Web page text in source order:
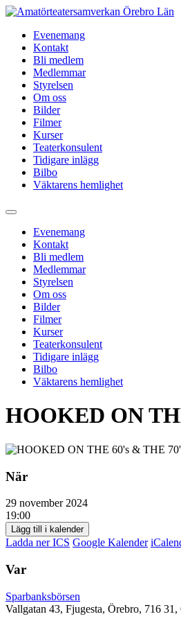
Hoppa
innehållEvenemang
Kontakt
Bli medlem
Medlemmar
Styrelsen
Om oss
Bilder
Filmer
Kurser
Teaterkonsulent
Tidigare inlägg
Bilbo
Väktarens hemlighet
Evenemang
Kontakt
Bli medlem
Medlemmar
Styrelsen
Om oss
Bilder
Filmer
Kurser
Teaterkonsulent
Tidigare inlägg
Bilbo
Väktarens hemlighet
HOOKED ON
När
29 november 2024
19:00
Lägg till i kalender
Ladda ner ICS Google Kalender
Var
Sparbanksbörsen
Vallgatan 43, Fjugesta, Örebro, 716 31,